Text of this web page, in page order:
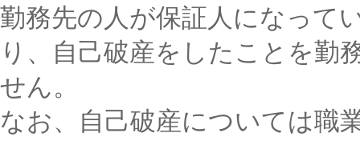
勤務先の人が保証人になって
り、自己破産をしたことを勤
せん。
なお、自己破産については職